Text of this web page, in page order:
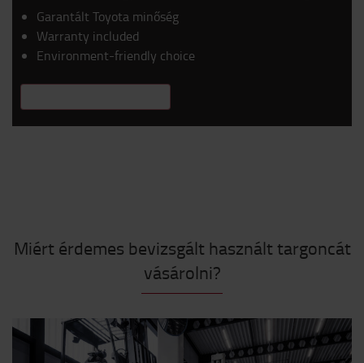
Garantált Toyota minőség
Warranty included
Environment-friendly choice
Miért érdemes bevizsgált használt targoncát
vásárolni?